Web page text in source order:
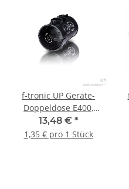
f-tronic UP Geräte-
Doppeldose E400,
100mm tief, 10 Stk
13,48 € *
1,35 € pro 1 Stück